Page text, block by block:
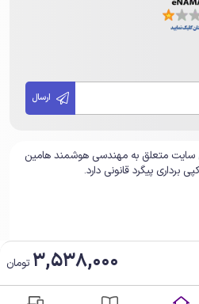
سایت متعلق به مهندسی هوشمند هامین
برداری پیگرد قانونی دارد.
3,538,000 تومان